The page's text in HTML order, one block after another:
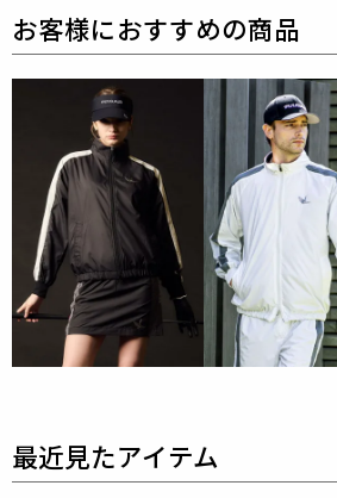
表地 : ポリエステル100%
別布 : ポリエステル100%
別布2 : ポリエステル100%
リブ : ポリエステル96% ポリウレ
50デニール/144フィラメントとい
ファイバーを高密度に編み上げた
フタをベースにした次世代のウィ
最大の特徴は、スイング時に最も
から袖、そして背中にかけて戦略
ットエア(Dot Air)」素材とのハイ
高密度素材による「防風性」を維
激しい動きに追従する2WAYスト
に、常に理想的な衣服内コンディ